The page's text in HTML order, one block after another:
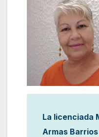
La licenciada
Armas